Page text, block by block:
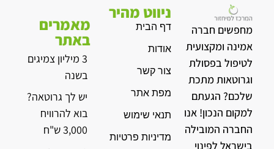
מחפשים חברה
אמינה ומקצועית
לטיפול בפסולת
וגרוטאות מתכת
שלכם? הגעתם
למקום הנכון! אנו
החברה המובילה
בישראל לפינוי
ניווט מהיר
דף הבית
אודות
צור קשר
מפת אתר
תנאי שימוש
מדיניות פרטיות
מאמרים
באתר
3 מיליון צמיגים
בשנה
יש לך גרוטאה?
בוא להרוויח
3,000 ש"ח